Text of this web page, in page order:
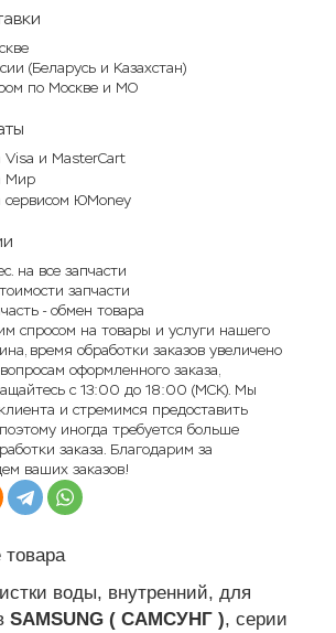
(Беларусь и Казахстан)
по Москве и МО
на все запчасти
запчасти
- обмен товара
спросом на товары и услуги нашего
время обработки заказов увеличено
оформленного заказа,
с 13:00 до 18:00 (МСК). Мы
и стремимся предоставить
иногда требуется больше
заказа. Благодарим за
ваших заказов!
воды, внутренний, для
SAMSUNG ( САМСУНГ ), серии